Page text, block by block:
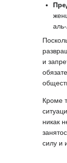
и
Кроме
никак
силу и